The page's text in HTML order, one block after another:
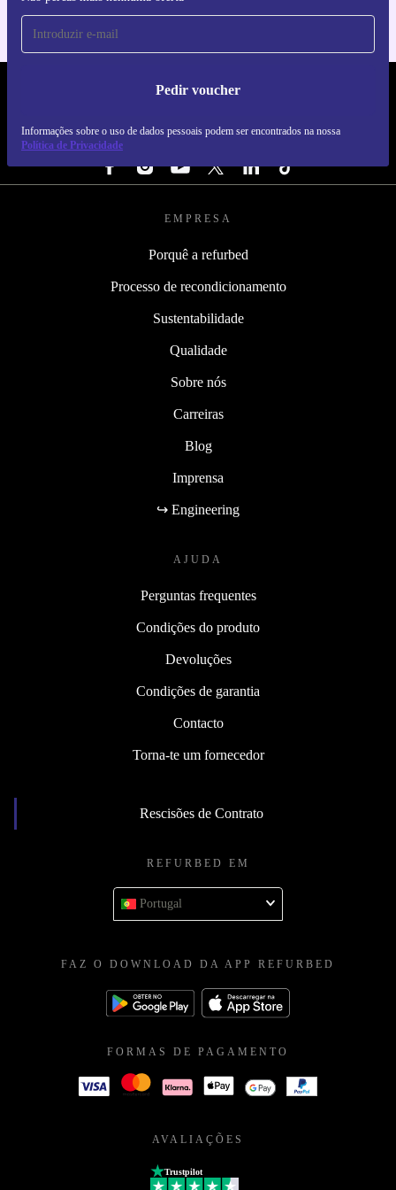
Pedir voucher
Informações sobre o uso de dados pessoais podem ser encontrados na nossa
Política de Privacidade
REFURBED PORTUGAL - RETHINK NEW.
SEGUE-NOS
EMPRESA
Porquê a refurbed
Processo de recondicionamento
Sustentabilidade
Qualidade
Sobre nós
Carreiras
Blog
Imprensa
↪ Engineering
AJUDA
Perguntas frequentes
Condições do produto
Devoluções
Condições de garantia
Contacto
Torna-te um fornecedor
Rescisões de Contrato
REFURBED EM
Portugal
FAZ O DOWNLOAD DA APP REFURBED
FORMAS DE PAGAMENTO
AVALIAÇÕES
Trustpilot